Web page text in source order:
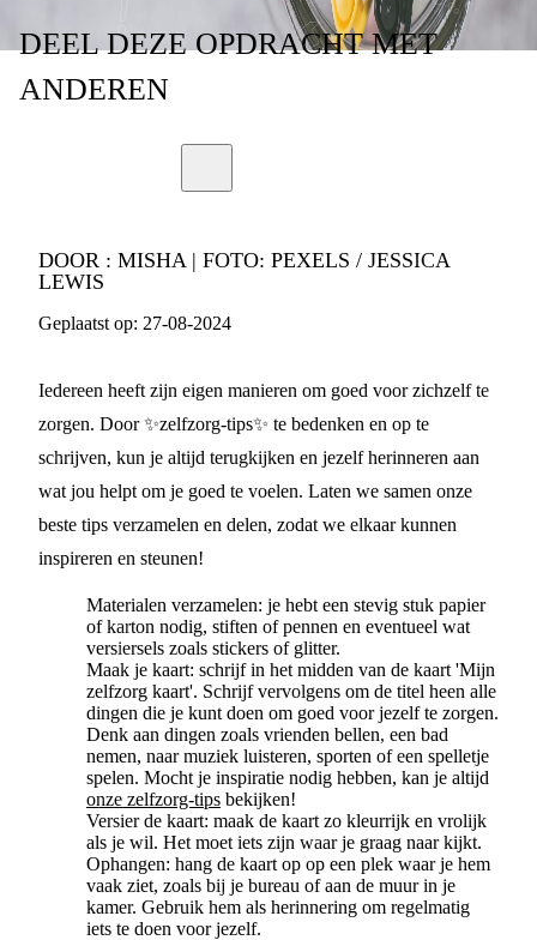
DEELDEZE OPDRACHTMET
ANDEREN
DOOR : MISHA | FOTO: PEXELS / JESSICA
LEWIS
Geplaatst op: 27-08-2024
Iedereen heeft zijn eigen manieren om goed voor zichzelf te
zorgen. Door ✨zelfzorg-tips✨ te bedenken en op te
schrijven, kun je altijd terugkijken en jezelf herinneren aan
wat jou helpt om je goed te voelen. Laten we samen onze
beste tips verzamelen en delen, zodat we elkaar kunnen
inspireren en steunen!
Materialen verzamelen: je hebt een stevig stuk papier
of karton nodig, stiften of pennen en eventueel wat
versiersels zoals stickers of glitter.
Maak je kaart: schrijf in het midden van de kaart 'Mijn
zelfzorg kaart'. Schrijf vervolgens om de titel heen alle
dingen die je kunt doen om goed voor jezelf te zorgen.
Denk aan dingen zoals vrienden bellen, een bad
nemen, naar muziek luisteren, sporten of een spelletje
spelen. Mocht je inspiratie nodig hebben, kan je altijd
onze zelfzorg-tips bekijken!
Versier de kaart: maak de kaart zo kleurrijk en vrolijk
als je wil. Het moet iets zijn waar je graag naar kijkt.
Ophangen: hang de kaart op op een plek waar je hem
vaak ziet, zoals bij je bureau of aan de muur in je
kamer. Gebruik hem als herinnering om regelmatig
iets te doen voor jezelf.